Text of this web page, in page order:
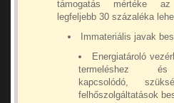
támogatás mértéke az
legfeljebb 30 százaléka
Immateriális javak
Energiatároló
termeléshez és
kapcsolódó,
felhőszolgáltatások